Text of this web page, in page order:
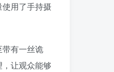
用了手持摄
有一丝诡
让观众能够